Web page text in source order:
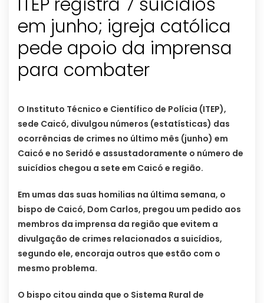
em junho; igreja católica
pede apoio da imprensa
para combater
O Instituto Técnico e Científico de Polícia (ITEP),
sede Caicó, divulgou números (estatísticas) das
ocorrências de crimes no último mês (junho) em
Caicó e no Seridó e assustadoramente o número de
suicídios chegou a sete em Caicó e região.
Em umas das suas homilias na última semana, o
bispo de Caicó, Dom Carlos, pregou um pedido aos
membros da imprensa da região que evitem a
divulgação de crimes relacionados a suicídios,
segundo ele, encoraja outros que estão com o
mesmo problema.
O bispo citou ainda que o Sistema Rural de